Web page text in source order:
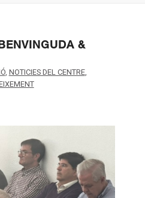
&
, NOTICIES DEL CENTRE,